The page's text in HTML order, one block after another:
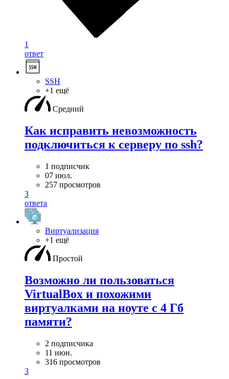
1
ответ
SSH
+1 ещё
Средний
Как исправить невозможность
подключиться к серверу по ssh?
1 подписчик
07 июл.
257 просмотров
3
ответа
Виртуализация
+1 ещё
Простой
Возможно ли пользоваться
VirtualBox и похожими
виртуалками на ноуте с 4 Гб
памяти?
2 подписчика
11 июн.
316 просмотров
3